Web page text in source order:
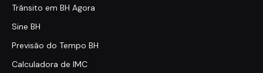
Trânsito em BH Agora
Sine BH
Previsão do Tempo BH
Calculadora de IMC